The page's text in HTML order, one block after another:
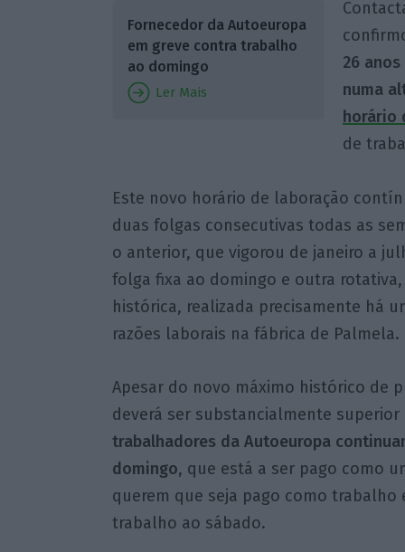
Fornecedor da Autoeuropa
em greve contra trabalho
ao domingo
Ler Mais
26
numa
horário
de
Este novo horário de laboração
duas folgas consecutivas todas as
o anterior, que vigorou de janeiro a
folga fixa ao domingo e outra
histórica, realizada precisamente há
razões laborais na fábrica de Palmela.
Apesar do novo máximo histórico de
deverá ser substancialmente
trabalhadores da Autoeuropa
domingo, que está a ser pago como
querem que seja pago como
trabalho ao sábado.